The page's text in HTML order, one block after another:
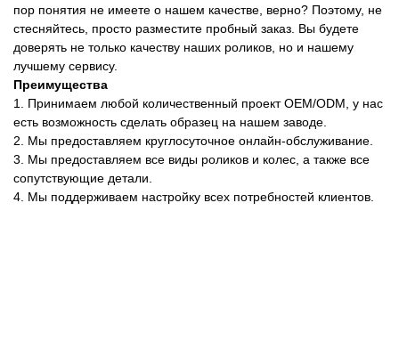
пор понятия не имеете о нашем качестве, верно? Поэтому, не
стесняйтесь, просто разместите пробный заказ. Вы будете
доверять не только качеству наших роликов, но и нашему
лучшему сервису.
Преимущества
1. Принимаем любой количественный проект OEM/ODM, у нас
есть возможность сделать образец на нашем заводе.
2. Мы предоставляем круглосуточное онлайн-обслуживание.
3. Мы предоставляем все виды роликов и колес, а также все
сопутствующие детали.
4. Мы поддерживаем настройку всех потребностей клиентов.